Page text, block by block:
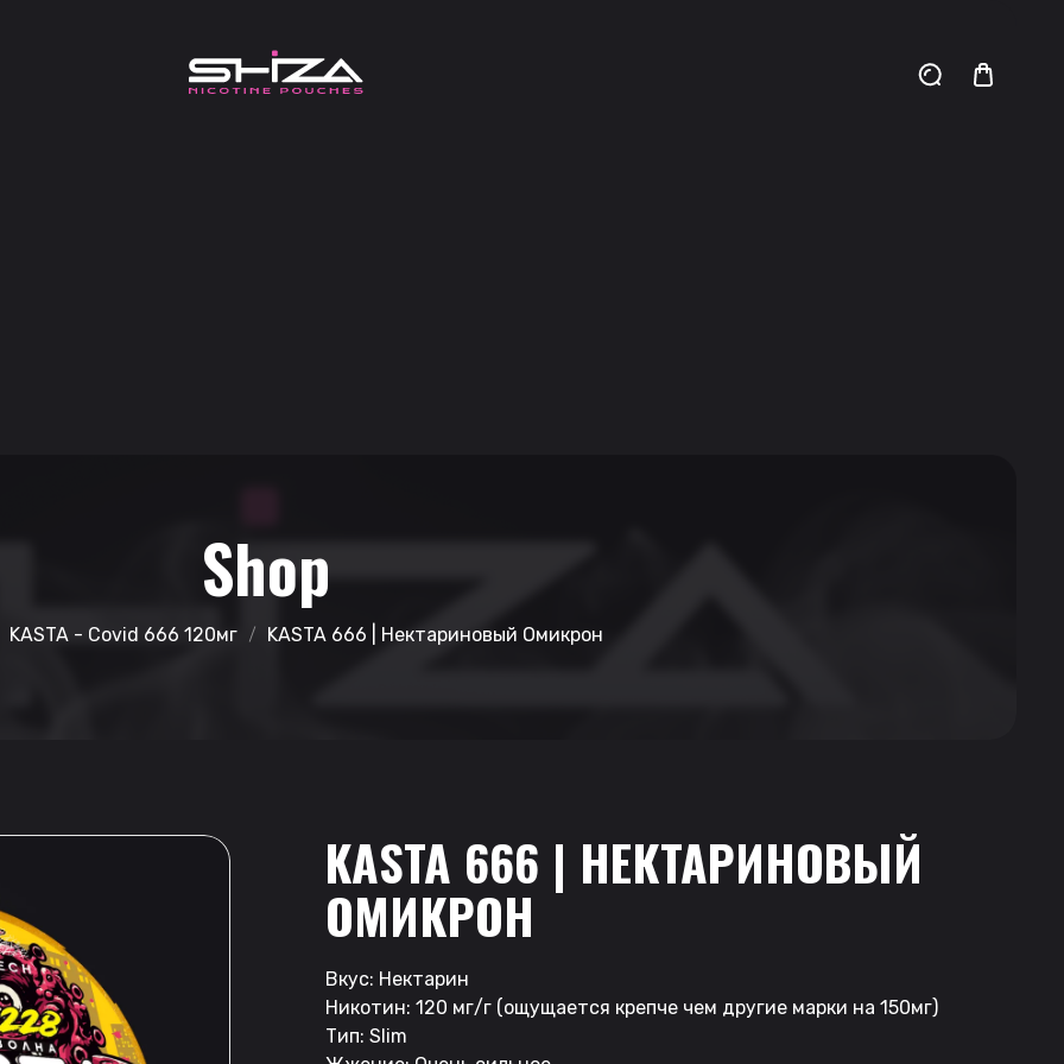
Shop
KASTA - Covid 666 120мг KASTA 666 | Нектариновый Омикрон
KASTA 666 | НЕКТАРИНОВЫЙ
ОМИКРОН
Вкус: Нектарин
Никотин: 120 мг/г (ощущается крепче чем другие марки на 150мг)
Тип: Slim